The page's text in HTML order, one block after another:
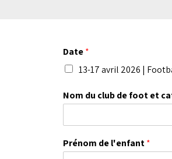
Date*
13-17 avril 2026 |
Nom du club de foot et
Prénom de l'enfant*